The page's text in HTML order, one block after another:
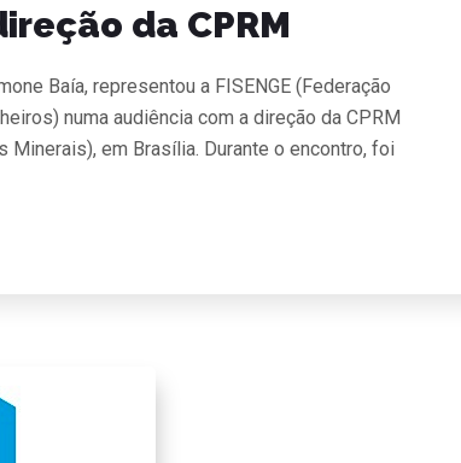
da CPRM
Baía, representou a FISENGE (Federação
numa audiência com a direção da CPRM
Minerais), em Brasília. Durante o encontro, foi